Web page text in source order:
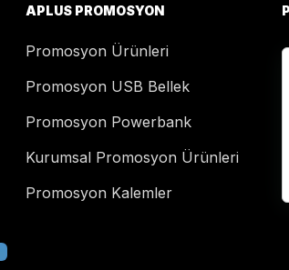
APLUS PROMOSYON
Promosyon Ürünleri
Promosyon USB Bellek
Promosyon Powerbank
Kurumsal Promosyon Ürünleri
Promosyon Kalemler